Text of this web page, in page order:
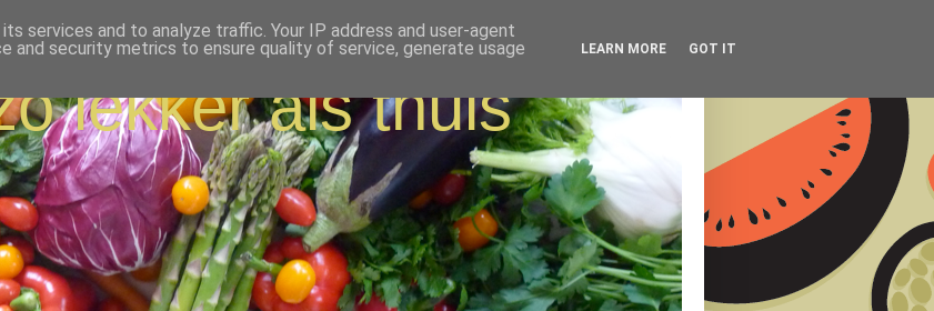
lekker als thuis
services and to analyze traffic. Your IP address and user-agent
and security metrics to ensure quality of service, generate usage
LEARN MORE GOT IT